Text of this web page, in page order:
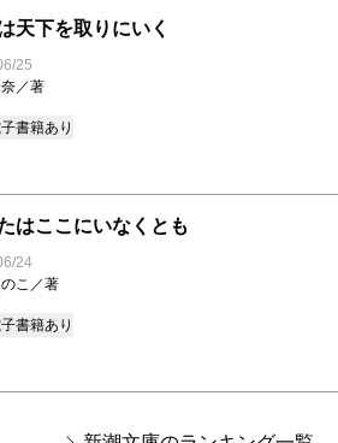
天下を取りにいく
25
／著
書籍あり
はここにいなくとも
24
こ／著
書籍あり